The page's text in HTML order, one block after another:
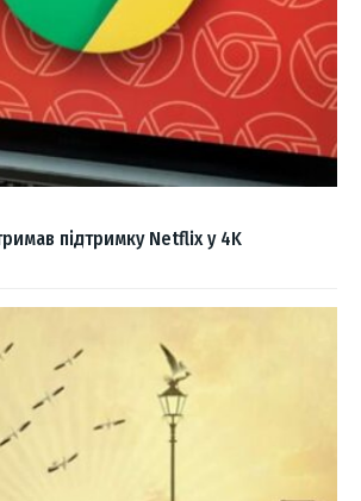
підтримку Netflix у 4K